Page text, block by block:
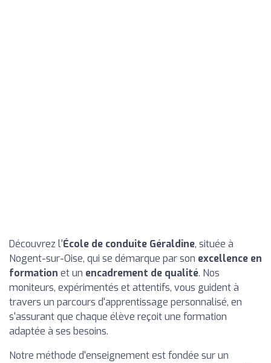
Découvrez l'École de conduite Géraldine, située à
Nogent-sur-Oise, qui se démarque par son excellence en
formation et un encadrement de qualité. Nos
moniteurs, expérimentés et attentifs, vous guident à
travers un parcours d'apprentissage personnalisé, en
s'assurant que chaque élève reçoit une formation
adaptée à ses besoins.
Notre méthode d'enseignement est fondée sur un